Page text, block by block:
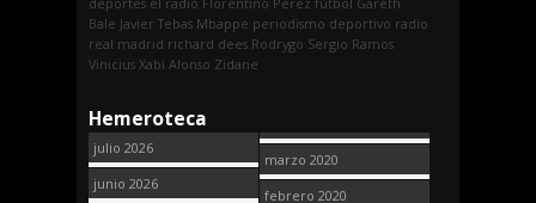
Bale Javier Tebas Mbappe periodismo deportivo radio
real madrid richard dees Rodrygo Sergio Ramos
Vinicius Xabi Alonso Zidane
Hemeroteca
julio 2026
junio 2026
marzo 2020
febrero 2020